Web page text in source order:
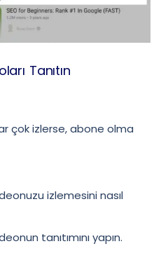
Tanıtın
çok izlerse, abone olma
izlemesini nasıl
tanıtımını yapın.